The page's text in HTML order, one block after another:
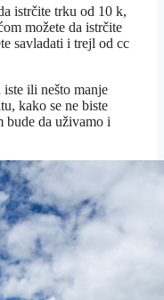
istrčite trku od 10 k,
možete da istrčite
savladati i trejl od cc
ili nešto manje
kako se ne biste
bude da uživamo i